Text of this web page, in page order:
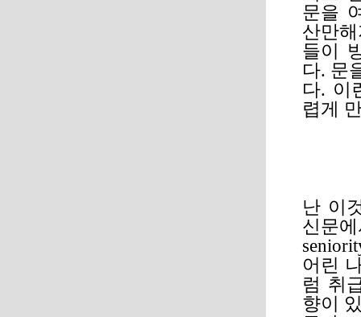
문을
산만
들이
다. 문
다. 이
렵게
난 이
신문
어린
럼 취
향이